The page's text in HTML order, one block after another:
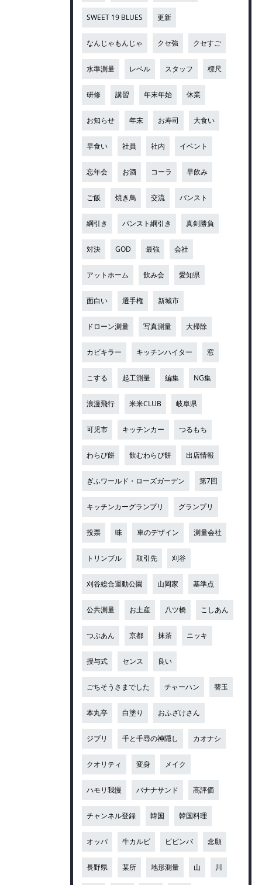
SWEET 19 BLUES 更新
なんじゃもんじゃ クセ強 クセすご
水準測量 レベル スタッフ 標尺
研修 講習 年末年始 休業
お知らせ 年末 お寿司 大食い
早食い 社員 社内 イベント
忘年会 お酒 コーラ 早飲み
ご飯 焼き鳥 交流 パンスト
綱引き パンスト綱引き 真剣勝負
対決 GOD 最強 会社
アットホーム 飲み会 愛知県
面白い 選手権 新城市
ドローン測量 写真測量 大掃除
カビキラー キッチンハイター 窓
こする 起工測量 編集 NG集
浪漫飛行 米米CLUB 岐阜県
可児市 キッチンカー つるもち
わらび餅 飲むわらび餅 出店情報
ぎふワールド・ローズガーデン 第7回
キッチンカーグランプリ グランプリ
投票 味 車のデザイン 測量会社
トリンブル 取引先 刈谷
刈谷総合運動公園 山岡家 基準点
公共測量 お土産 八ツ橋 こしあん
つぶあん 京都 抹茶 ニッキ
授与式 センス 良い
ごちそうさまでした チャーハン 替玉
本丸亭 白塗り おふざけさん
ジブリ 千と千尋の神隠し カオナシ
クオリティ 変身 メイク
ハモリ我慢 バナナサンド 高評価
チャンネル登録 韓国 韓国料理
オッパ 牛カルビ ビビンバ 念願
長野県 某所 地形測量 山 川